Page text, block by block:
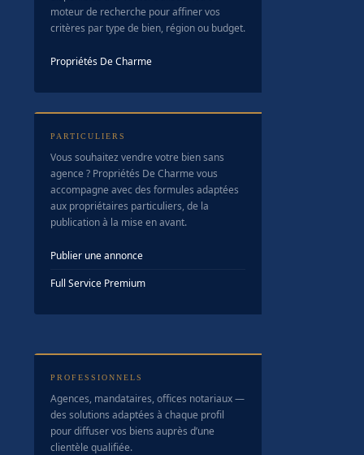
moteur de recherche pour affiner vos
critères par type de bien, région ou budget.
Propriétés De Charme
PARTICULIERS
Vous souhaitez vendre votre bien sans
agence ? Propriétés De Charme vous
accompagne avec des formules adaptées
aux propriétaires particuliers, de la
publication à la mise en avant.
Publier une annonce
Full Service Premium
PROFESSIONNELS
Agences, mandataires, offices notariaux —
des solutions adaptées à chaque profil
pour diffuser vos biens auprès d’une
clientèle qualifiée.